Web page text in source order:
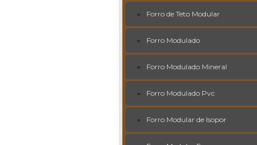
Forro de Teto Modular
Forro Modulado
Forro Modulado Mineral
Forro Modulado Pvc
Forro Modular de Isopor